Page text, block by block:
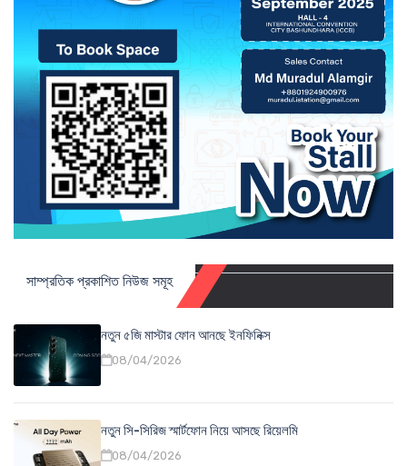
সাম্প্রতিক প্রকাশিত নিউজ সমূহ
নতুন ৫জি মাস্টার ফোন আনছে ইনফিনিক্স
08/04/2026
নতুন সি-সিরিজ স্মার্টফোন নিয়ে আসছে রিয়েলমি
08/04/2026